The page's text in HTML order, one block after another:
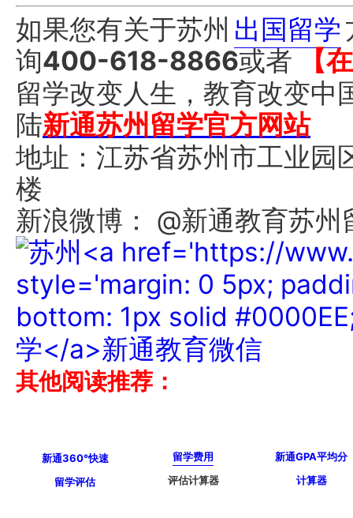
如果您有关于苏州 出国留学
询400-618-8866或者
【
留学改变人生，教育改变中
陆新通苏州留学官方网站
地址：江苏省苏州市工业园
楼
新浪微博： @新通教育苏州
其他阅读推荐：
新通360°快速
留学评估
留学费用
评估计算器
新通GPA平均分
计算器